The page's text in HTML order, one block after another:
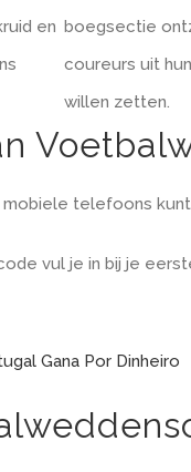
en boegsectie
coureurs uit
willen zetten.
telefoons kunt
vul je in bij je
Gana Por Dinheiro